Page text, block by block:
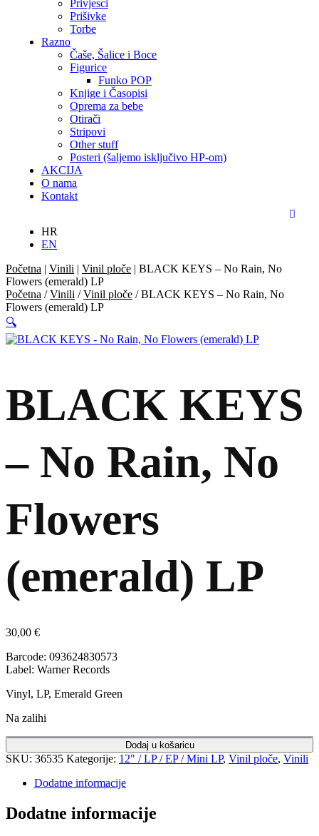
Privjesci
Prišivke
Torbe
Razno
Čaše, Šalice i Boce
Figurice
Funko POP
Knjige i Časopisi
Oprema za bebe
Otirači
Stripovi
Other stuff
Posteri (šaljemo isključivo HP-om)
AKCIJA
O nama
Kontakt
HR
EN
Početna | Vinili | Vinil ploče | BLACK KEYS – No Rain, No
Flowers (emerald) LP
Početna /Vinili /Vinil ploče / BLACK KEYS – No Rain, No
Flowers (emerald) LP
🔍
BLACK KEYS
– No Rain, No
Flowers
(emerald) LP
30,00 €
Barcode: 093624830573
Label: Warner Records
Vinyl, LP, Emerald Green
Na zalihi
Dodaj u košaricu
SKU: 36535 Kategorije: 12" / LP / EP / Mini LP, Vinil ploče, Vinili
Dodatne informacije
Dodatne informacije